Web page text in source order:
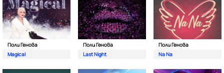
Поли Генова
Magical
Поли Генова
Last Night
Поли Генова
Na Na